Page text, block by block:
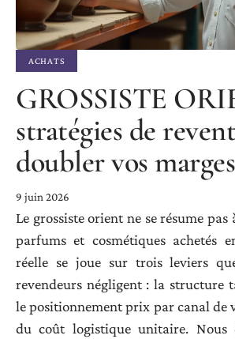
ACHATS
GROSSISTE
stratégies de
doubler vos marges
9 juin 2026
Le grossiste orient ne se résume
parfums et cosmétiques achetés
réelle se joue sur trois leviers
revendeurs négligent : la structure
le positionnement prix par canal de
du coût logistique unitaire. Nous